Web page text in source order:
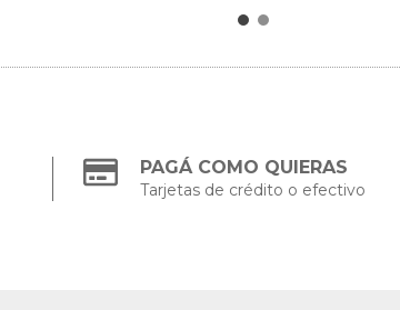
PAGÁ COMO QUIERAS
Tarjetas de crédito o efectivo